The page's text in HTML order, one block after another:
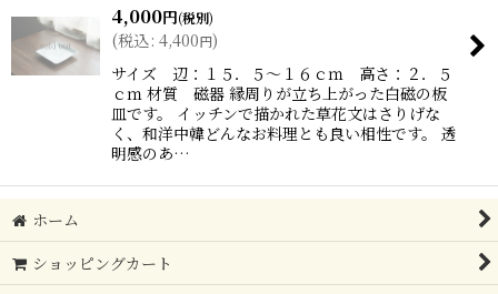
4,000円(税別)
(税込: 4,400円)
サイズ 辺：１５．５〜１６ｃｍ 高さ：２．５
ｃｍ 材質 磁器 縁周りが立ち上がった白磁の板
皿です。 イッチンで描かれた草花文はさりげな
く、和洋中韓どんなお料理とも良い相性です。 透
明感のあ…
ホーム
ショッピングカート